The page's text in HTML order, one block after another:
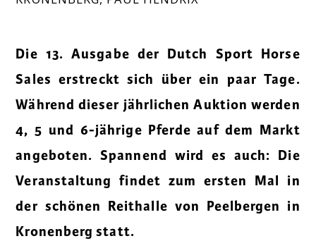
Die 13. Ausgabe der Dutch Sport Horse
Sales erstreckt sich über ein paar Tage.
Während dieser jährlichen Auktion werden
4, 5 und 6-jährige Pferde auf dem Markt
angeboten. Spannend wird es auch: Die
Veranstaltung findet zum ersten Mal in
der schönen Reithalle von Peelbergen in
Kronenberg statt.